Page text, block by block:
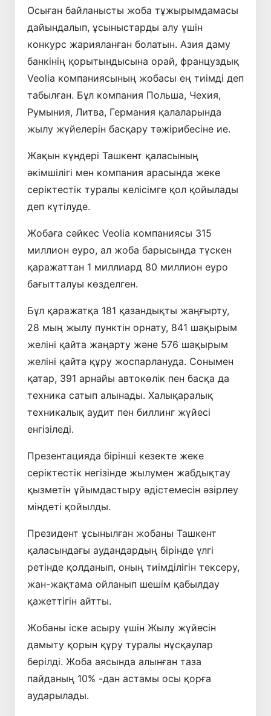
Осыған байланысты жоба тұжырымдамасы
дайындалып, ұсыныстарды алу үшін
конкурс жарияланған болатын. Азия даму
банкінің қорытындысына орай, француздық
Veolia компаниясының жобасы ең тиімді деп
табылған. Бұл компания Польша, Чехия,
Румыния, Литва, Германия қалаларында
жылу жүйелерін басқару тәжірибесіне ие.
Жақын күндері Ташкент қаласының
әкімшілігі мен компания арасында жеке
серіктестік туралы келісімге қол қойылады
деп күтілуде.
Жобаға сәйкес Veolia компаниясы 315
миллион еуро, ал жоба барысында түскен
қаражаттан 1 миллиард 80 миллион еуро
бағытталуы көзделген.
Бұл қаражатқа 181 қазандықты жаңғырту,
28 мың жылу пунктін орнату, 841 шақырым
желіні қайта жаңарту және 576 шақырым
желіні қайта құру жоспарлануда. Сонымен
қатар, 391 арнайы автокөлік пен басқа да
техника сатып алынады. Халықаралық
техникалық аудит пен биллинг жүйесі
енгізіледі.
Презентацияда бірінші кезекте жеке
серіктестік негізінде жылумен жабдықтау
қызметін ұйымдастыру әдістемесін әзірлеу
міндеті қойылды.
Президент ұсынылған жобаны Ташкент
қаласындағы аудандардың бірінде үлгі
ретінде қолданып, оның тиімділігін тексеру,
жан-жақтама ойланып шешім қабылдау
қажеттігін айтты.
Жобаны іске асыру үшін Жылу жүйесін
дамыту қорын құру туралы нұсқаулар
берілді. Жоба аясында алынған таза
пайданың 10% -дан астамы осы қорға
аударылады.